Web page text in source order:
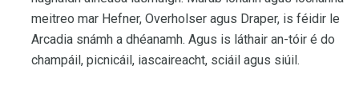
meitreo mar Hefner, Overholser agus Draper, is féidir le
Arcadia snámh a dhéanamh. Agus is láthair an-tóir é do
champáil, picnicáil, iascaireacht, sciáil agus siúil.